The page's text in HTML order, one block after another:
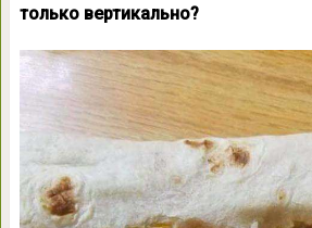
только вертикально?